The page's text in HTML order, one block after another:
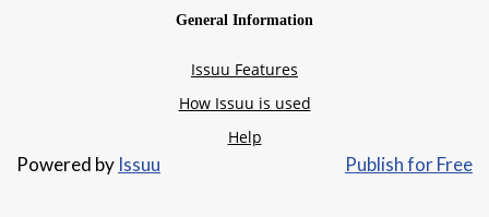
Powered by Issuu Publish for Free